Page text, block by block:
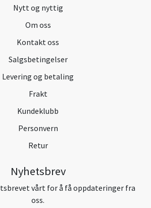
Nytt og nyttig
Om oss
Kontakt oss
Salgsbetingelser
Levering og betaling
Frakt
Kundeklubb
Personvern
Retur
Nyhetsbrev
vårt for å få oppdateringer fra
oss.